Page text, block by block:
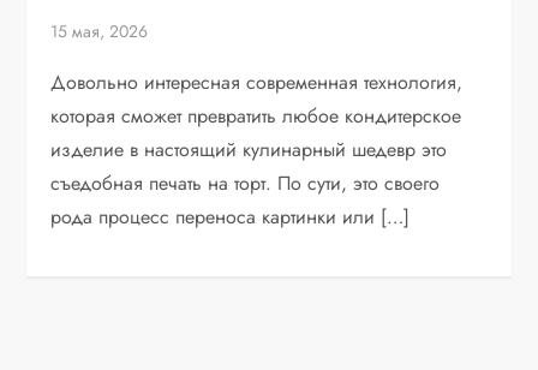
15 мая, 2026
Довольно интересная современная технология,
которая сможет превратить любое кондитерское
изделие в настоящий кулинарный шедевр это
съедобная печать на торт. По сути, это своего
рода процесс переноса картинки или […]